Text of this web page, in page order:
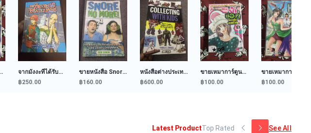
ขายหนังสือ Snore
n...
฿160.00
หนังสือต่างประเทศ
ภ...
฿600.00
ขายเหมาการ์ตูน
รัก...
฿100.00
ขายเหมาการ์ตูน
HOS...
฿100.00
จากมังงะที่ได้รับ
ค...
฿250.00
Latest ProductTop Rated See All